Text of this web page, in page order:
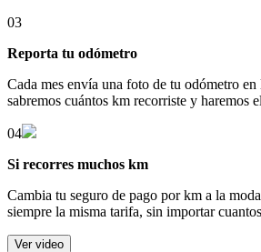
03
Reporta tu odómetro
Cada mes envía una foto de tu odómetro en
sabremos cuántos km recorriste y haremos
04
Si recorres muchos km
Cambia tu seguro de pago por km a la
siempre la misma tarifa, sin importar
Ver video